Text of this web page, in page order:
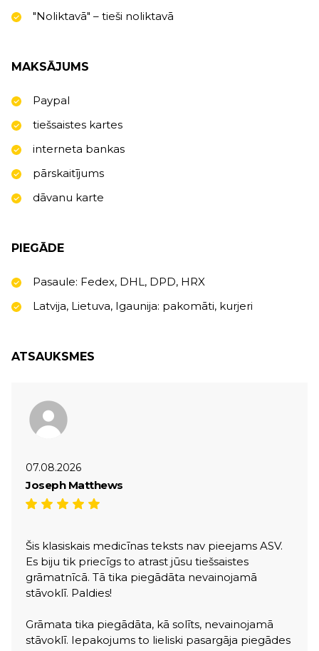
"Noliktavā" – tieši noliktavā
MAKSĀJUMS
Paypal
tiešsaistes kartes
interneta bankas
pārskaitījums
dāvanu karte
PIEGĀDE
Pasaule: Fedex, DHL, DPD, HRX
Latvija, Lietuva, Igaunija: pakomāti, kurjeri
ATSAUKSMES
07.08.2026
Joseph Matthews
Šis klasiskais medicīnas teksts nav pieejams ASV.
Es biju tik priecīgs to atrast jūsu tiešsaistes
grāmatnīcā. Tā tika piegādāta nevainojamā
stāvoklī. Paldies!
Grāmata tika piegādāta, kā solīts, nevainojamā
stāvoklī. Iepakojums to lieliski pasargāja piegādes